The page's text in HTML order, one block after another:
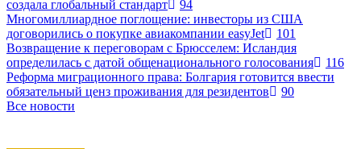
создала глобальный стандарт
94
Многомиллиардное поглощение: инвесторы из США
договорились о покупке авиакомпании easyJet
101
Возвращение к переговорам с Брюсселем: Исландия
определилась с датой общенационального голосования
116
Реформа миграционного права: Болгария готовится ввести
обязательный ценз проживания для резидентов
90
Все новости